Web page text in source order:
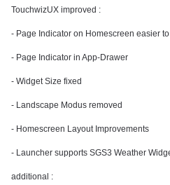
TouchwizUX improved :
- Page Indicator on Homescreen easier
- Page Indicator in App-Drawer
- Widget Size fixed
- Landscape Modus removed
- Homescreen Layout Improvements
- Launcher supports SGS3 Weather
additional :